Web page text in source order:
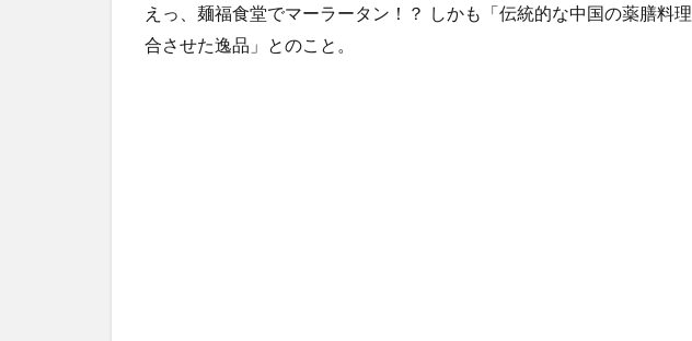
えっ、麺福食堂でマーラータン！？ しかも「伝統的な中国の薬膳料
合させた逸品」とのこと。